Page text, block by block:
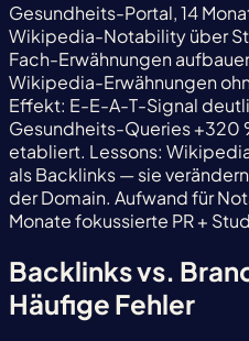
Gesundheits-Portal, 14
Wikipedia-Notability über
Fach-Erwähnungen
Wikipedia-Erwähnungen
Effekt: E-E-A-T-Signal
Gesundheits-Queries +320
etabliert. Lessons:
als Backlinks — sie
der Domain. Aufwand für
Monate fokussierte PR +
Backlinks vs.
Häufige Fehler